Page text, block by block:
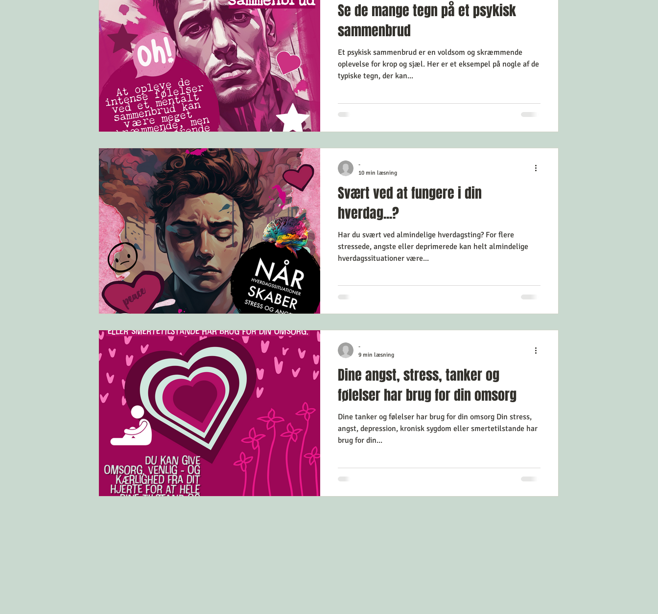
Energi Yoga Tankemylder Lev Langsomt Nemme øvelser
Vejrtrækning EGO Angst Krisehjælp Angsthåndtering Selvhjælp
Søvn Symptomer Kortisol
Se de mange tegn på et psykisk
sammenbrud
Et psykisk sammenbrud er en voldsom og skræmmende
oplevelse for krop og sjæl. Her er et eksempel på nogle af de
typiske tegn, der kan...
Svært ved at fungere i din
hverdag...?
Har du svært ved almindelige hverdagsting? For flere
stressede, angste eller deprimerede kan helt almindelige
hverdagssituationer være...
-
10 min læsning
Dine angst, stress, tanker og
følelser har brug for din omsorg
Dine tanker og følelser har brug for din omsorg Din stress,
angst, depression, kronisk sygdom eller smertetilstande har
brug for din...
-
9 min læsning